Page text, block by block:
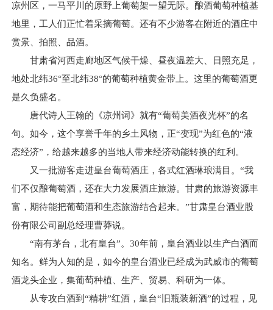
凉州区，一马平川的原野上葡萄架一望无际。酿酒葡萄种植基
地里，工人们正忙着采摘葡萄。还有不少游客在附近的酒庄中
赏景、拍照、品酒。
甘肃省河西走廊地区气候干燥、昼夜温差大、日照充足，
地处北纬36°至北纬38°的葡萄种植黄金带上。这里的葡萄酒更
是久负盛名。
唐代诗人王翰的《凉州词》就有“葡萄美酒夜光杯”的名
句。如今，这个享誉千年的乡土风物，正“变现”为红色的“液
态经济”，给越来越多的当地人带来经济动能转换的红利。
又一批游客走进皇台葡萄酒庄，各式红酒琳琅满目。“我
们不仅酿葡萄酒，还在大力发展酒庄旅游。甘肃的旅游资源丰
富，期待能把葡萄酒和生态旅游结合起来。”甘肃皇台酒业股
份有限公司副总经理曹莽说。
“南有茅台，北有皇台”。30年前，皇台酒业以生产白酒而
知名。鲜为人知的是，如今的皇台酒业已经成为武威市的葡萄
酒龙头企业，集葡萄种植、生产、贸易、科研为一体。
从专攻白酒到“精耕”红酒，皇台“旧瓶装新酒”的过程，见